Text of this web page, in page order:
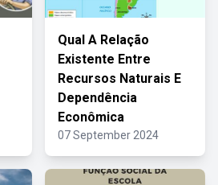
Qual A Relação
Existente Entre
Recursos Naturais E
Dependência
Econômica
07 September 2024